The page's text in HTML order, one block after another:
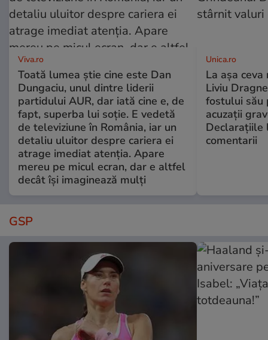
Viva.ro
Toată lumea știe cine este Dan
Dungaciu, unul dintre liderii
partidului AUR, dar iată cine e, de
fapt, superba lui soție. E vedetă
de televiziune în România, iar un
detaliu uluitor despre cariera ei
atrage imediat atenția. Apare
mereu pe micul ecran, dar e altfel
decât își imaginează mulți
Unica.ro
La așa
Liviu
fostului său
acuzații
Declarațiile
comentarii
GSP